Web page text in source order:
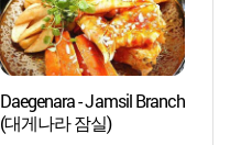
Daegenara - Jamsil Branch
(대게나라 잠실)